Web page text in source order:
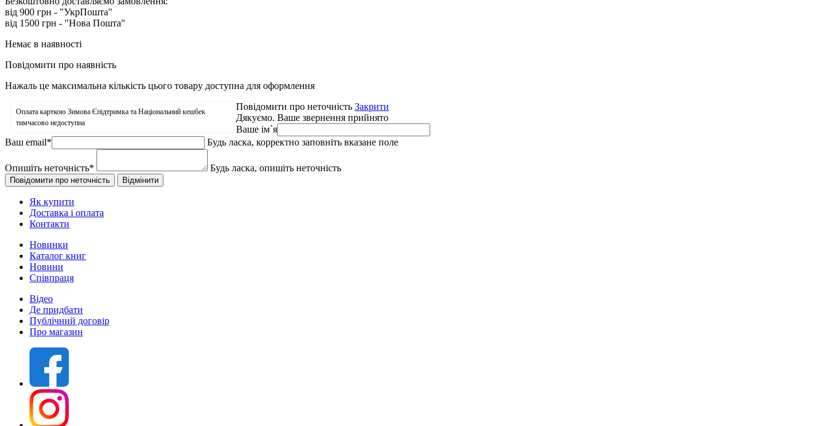
від 900 грн - "УкрПошта"
від 1500 грн - "Нова Пошта"
Немає в наявності
Повідомити про наявність
Нажаль це максимальна кількість цього товару доступна для оформлення
Оплата карткою Зимова Єпідтримка та Національний кешбек
тимчасово недоступна
Повідомити про неточність Закрити
Дякуємо. Ваше звернення прийнято
Ваше ім`я
Ваш email* Будь ласка, корректно заповніть вказане поле
Опишіть неточність* Будь ласка, опишіть неточність
Як купити
Доставка і оплата
Контакти
Новинки
Каталог книг
Новини
Співпраця
Відео
Де придбати
Публічний договір
Про магазин